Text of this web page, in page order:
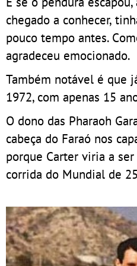
chegado a conhecer,
pouco tempo antes.
agradeceu emocionado.
Também notável é que
1972, com apenas 15
O dono das Pharaoh
cabeça do Faraó nos
porque Carter viria a
corrida do Mundial de